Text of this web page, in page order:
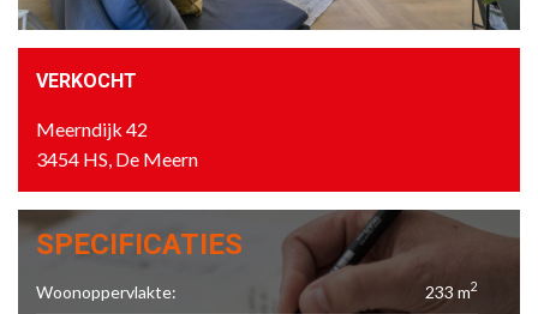
VERKOCHT
Meerndijk 42
3454 HS, De Meern
SPECIFICATIES
Woonoppervlakte: 233 m2